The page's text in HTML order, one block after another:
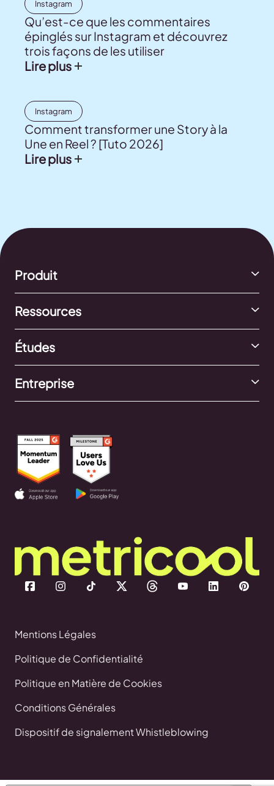
Instagram
Qu’est-ce que les commentaires
épinglés sur Instagram et découvrez
trois façons de les utiliser
Lire plus
Instagram
Comment transformer une Story à la
Une en Reel ? [Tuto 2026]
Lire plus
Produit
Ressources
Études
Entreprise
Mentions Légales
Politique de Confidentialité
Politique en Matière de Cookies
Conditions Générales
Dispositif de signalement Whistleblowing